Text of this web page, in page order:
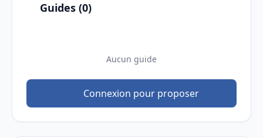
Guides (0)
Aucun guide
Connexion pour proposer